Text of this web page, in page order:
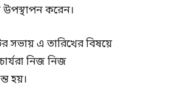
উপস্থাপন করেন।
সভায় এ তারিখের বিষয়ে
নিজ নিজ
হয়।